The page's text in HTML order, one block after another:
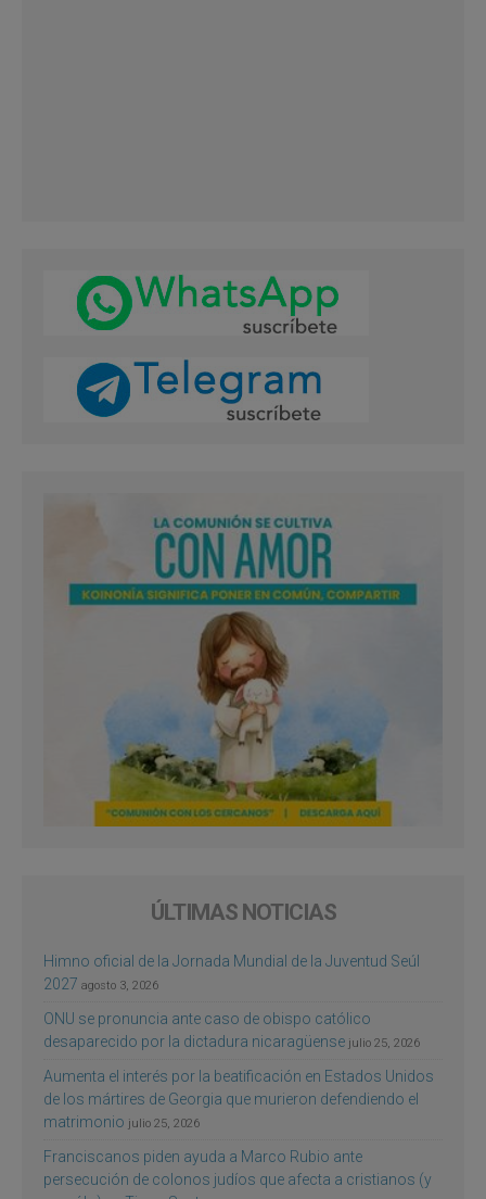
ÚLTIMAS NOTICIAS
Himno oficial de la Jornada Mundial de la Juventud Seúl
2027 agosto 3, 2026
ONU se pronuncia ante caso de obispo católico
desaparecido por la dictadura nicaragüense julio 25, 2026
Aumenta el interés por la beatificación en Estados Unidos
de los mártires de Georgia que murieron defendiendo el
matrimonio julio 25, 2026
Franciscanos piden ayuda a Marco Rubio ante
persecución de colonos judíos que afecta a cristianos (y